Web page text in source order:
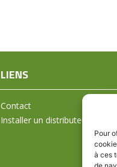
Pour
à ces
LIENS
Contact
Installer un distributeur